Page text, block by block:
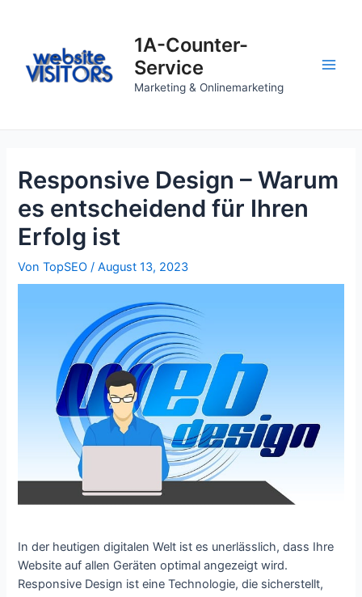
1A-Counter-
Service
Marketing & Onlinemarketing
Responsive Design – Warum
es entscheidend für Ihren
Erfolg ist
VonTopSEO/August 13, 2023
In der heutigen digitalen Welt ist es unerlässlich, dass Ihre
Website auf allen Geräten optimal angezeigt wird.
Responsive Design ist eine Technologie, die sicherstellt,